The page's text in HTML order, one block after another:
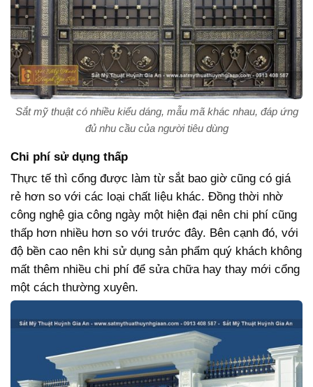
Sắt mỹ thuật có nhiều kiểu dáng, mẫu mã khác nhau, đáp ứng
đủ nhu cầu của người tiêu dùng
Chi phí sử dụng thấp
Thực tế thì cổng được làm từ sắt bao giờ cũng có giá
rẻ hơn so với các loại chất liệu khác. Đồng thời nhờ
công nghệ gia công ngày một hiện đại nên chi phí cũng
thấp hơn nhiều hơn so với trước đây. Bên cạnh đó, với
độ bền cao nên khi sử dụng sản phẩm quý khách không
mất thêm nhiều chi phí để sửa chữa hay thay mới cổng
một cách thường xuyên.